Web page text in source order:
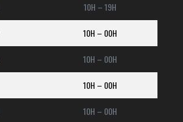
10H – 19H
10H – 00H
10H – 00H
10H – 00H
10H – 00H